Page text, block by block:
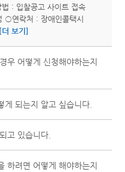
: 입찰공고 사이트 접속
○연락처 : 장애인콜택시
[더 보기]
우 어떻게 신청해야하는지
게 되는지 알고 싶습니다.
고 있습니다.
하려면 어떻게 해야하는지